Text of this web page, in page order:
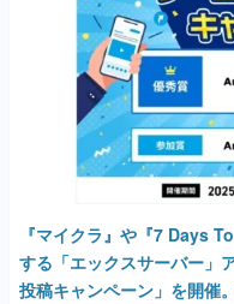
『マイクラ』や『7 Days
する「エックスサーバー」
投稿キャンペーン」を開催